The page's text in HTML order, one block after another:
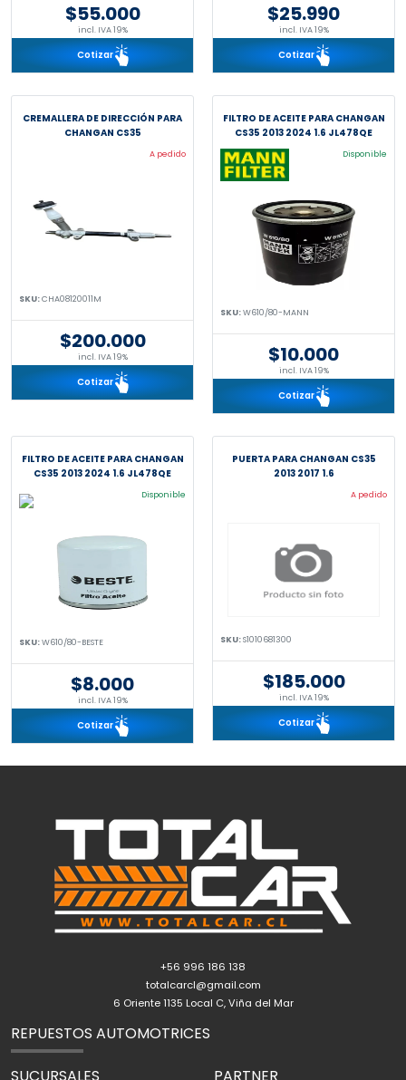
$55.000
incl. IVA 19%
Cotizar
$25.990
incl. IVA 19%
Cotizar
CREMALLERA DE DIRECCIÓN PARA
CHANGAN CS35
A pedido
SKU:CHA08120011M
$200.000
incl. IVA 19%
Cotizar
FILTRO DE ACEITE PARA CHANGAN
CS35 2013 2024 1.6 JL478QE
Disponible
SKU:W610/80-MANN
$10.000
incl. IVA 19%
Cotizar
FILTRO DE ACEITE PARA CHANGAN
CS35 2013 2024 1.6 JL478QE
Disponible
SKU:W610/80-BESTE
$8.000
incl. IVA 19%
Cotizar
PUERTA PARA CHANGAN CS35
2013 2017 1.6
A pedido
SKU:S1010681300
$185.000
incl. IVA 19%
Cotizar
+56 996 186 138
totalcarcl@gmail.com
6 Oriente 1135 Local C, Viña del Mar
REPUESTOS AUTOMOTRICES